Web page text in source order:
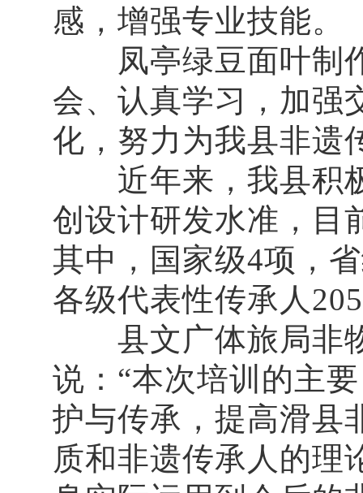
感，增强专业技能。
凤亭绿豆面叶制作
会、认真学习，加强
化，努力为我县非遗
近年来，我县积极
创设计研发水准，目
其中，国家级4项，
各级代表性传承人
县文广体旅局非物
说：“本次培训的主
护与传承，提高滑县
质和非遗传承人的理